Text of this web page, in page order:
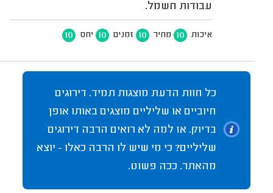
עבודות חשמל.
איכות 10 מחיר 10 זמנים 10 יחס 10
כל חוות הדעת מוצגות תמיד. דירוגים
חיוביים או שליליים מוצגים באותו אופן
בדיוק. אז למה לא רואים הרבה דירוגים
שליליים? כי מי שיש לו הרבה כאלו - יוצא
מהאתר. ככה פשוט.